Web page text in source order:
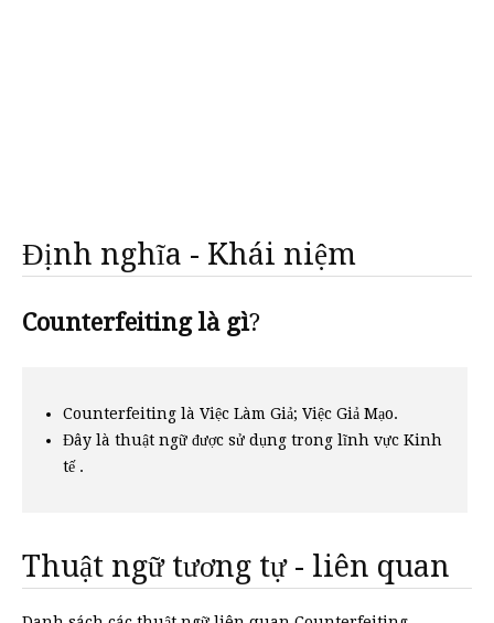
Định nghĩa - Khái niệm
Counterfeiting là gì?
Counterfeiting là Việc Làm Giả; Việc Giả Mạo.
Đây là thuật ngữ được sử dụng trong lĩnh vực Kinh
tế .
Thuật ngữ tương tự - liên quan